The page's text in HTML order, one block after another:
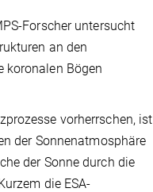
Forscher untersucht
an den
koronalen Bögen
vorherrschen, ist
der Sonnenatmosphäre
der Sonne durch die
die ESA-